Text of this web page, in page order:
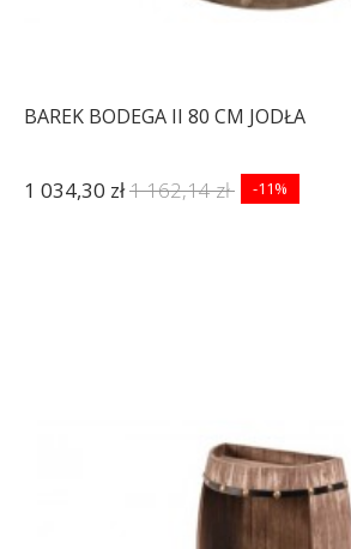
BAREK BODEGA II 80 CM JODŁA
1 034,30 zł1 162,14 zł -11%